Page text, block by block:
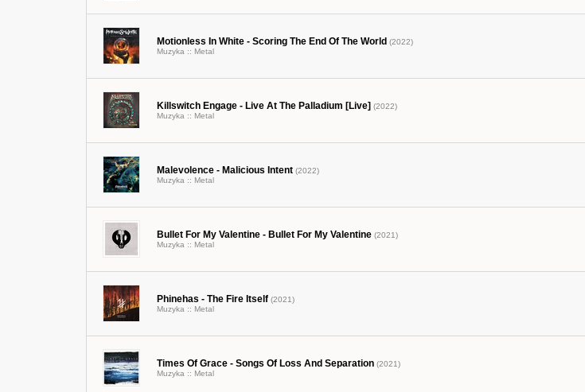
Motionless In White - Scoring The End Of The World (2022)
Muzyka :: Metal
Killswitch Engage - Live At The Palladium [Live] (2022)
Muzyka :: Metal
Malevolence - Malicious Intent (2022)
Muzyka :: Metal
Bullet For My Valentine - Bullet For My Valentine (2021)
Muzyka :: Metal
Phinehas - The Fire Itself (2021)
Muzyka :: Metal
Times Of Grace - Songs Of Loss And Separation (2021)
Muzyka :: Metal